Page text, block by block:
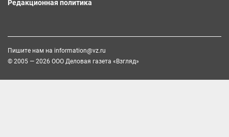
Редакционная политика
Пишите нам на information@vz.ru
© 2005 — 2026 ООО Деловая газета «Взгляд»